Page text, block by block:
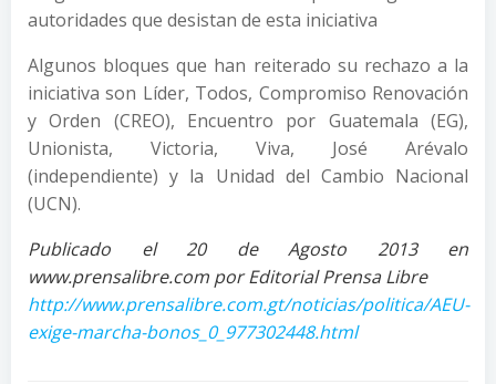
autoridades que desistan de esta iniciativa
Algunos bloques que han reiterado su rechazo a la
iniciativa son Líder, Todos, Compromiso Renovación
y Orden (CREO), Encuentro por Guatemala (EG),
Unionista, Victoria, Viva, José Arévalo
(independiente) y la Unidad del Cambio Nacional
(UCN).
Publicado el 20 de Agosto 2013 en
www.prensalibre.com por Editorial Prensa Libre
http://www.prensalibre.com.gt/noticias/politica/AEU-
exige-marcha-bonos_0_977302448.html